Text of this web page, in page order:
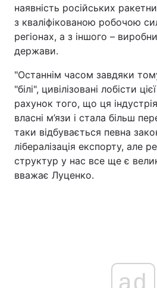
наявність російських
з кваліфікованою робочою
регіонах, а з іншого –
держави.
"Останнім часом завдяки
"білі", цивілізовані лобісти
рахунок того, що ця
власні м’язи і стала більш
таки відбувається певна
лібералізація експорту, але
структур у нас все ще є
вважає Луценко.
ad